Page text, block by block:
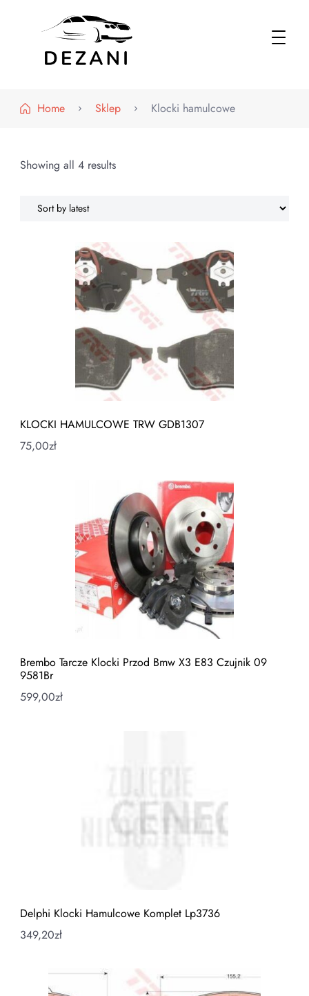
Home
Sklep Klocki hamulcowe
Showing all 4 results
KLOCKI HAMULCOWE TRW GDB1307
75,00zł
Brembo Tarcze Klocki Przod Bmw X3 E83 Czujnik 09
9581Br
599,00zł
Delphi Klocki Hamulcowe Komplet Lp3736
349,20zł